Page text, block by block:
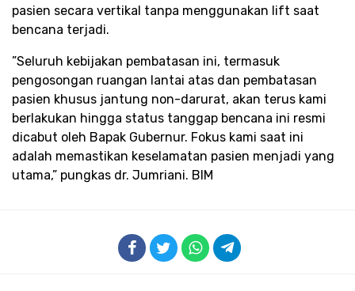
pasien secara vertikal tanpa menggunakan lift saat
bencana terjadi.
​”Seluruh kebijakan pembatasan ini, termasuk
pengosongan ruangan lantai atas dan pembatasan
pasien khusus jantung non-darurat, akan terus kami
berlakukan hingga status tanggap bencana ini resmi
dicabut oleh Bapak Gubernur. Fokus kami saat ini
adalah memastikan keselamatan pasien menjadi yang
utama,” pungkas dr. Jumriani. BIM